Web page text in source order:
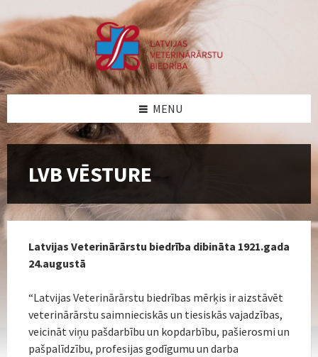
to
content
to
left
sidebar
to
right
sidebar
to
footer
MENU
LVB VĒSTURE
Latvijas Veterinārārstu biedrība dibināta 1921.gada
24.augustā
“Latvijas Veterinārārstu biedrības mērķis ir aizstāvēt
veterinārārstu saimnieciskās un tiesiskās vajadzības,
veicināt viņu pašdarbību un kopdarbību, pašierosmi un
pašpalīdzību, profesijas godīgumu un darba